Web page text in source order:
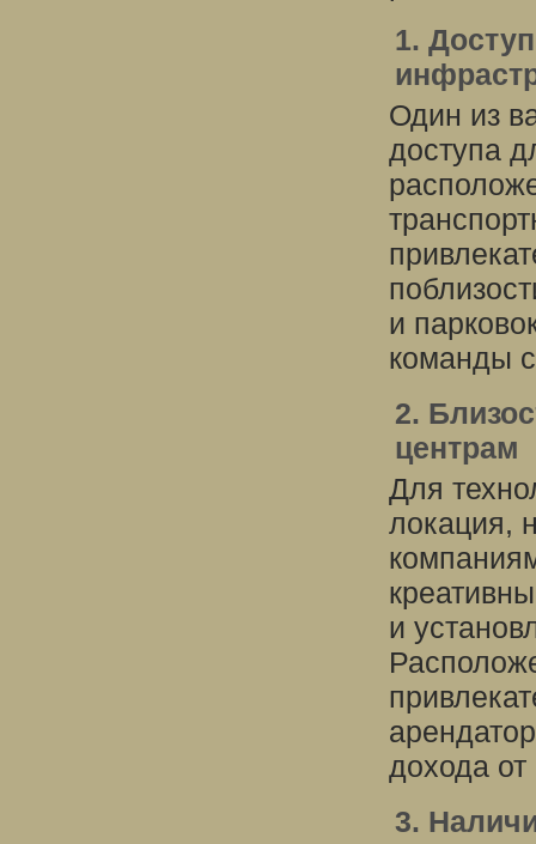
1.
Один из
доступа
и
команды
2.
центрам
Для
локация,
и
дохода
3.